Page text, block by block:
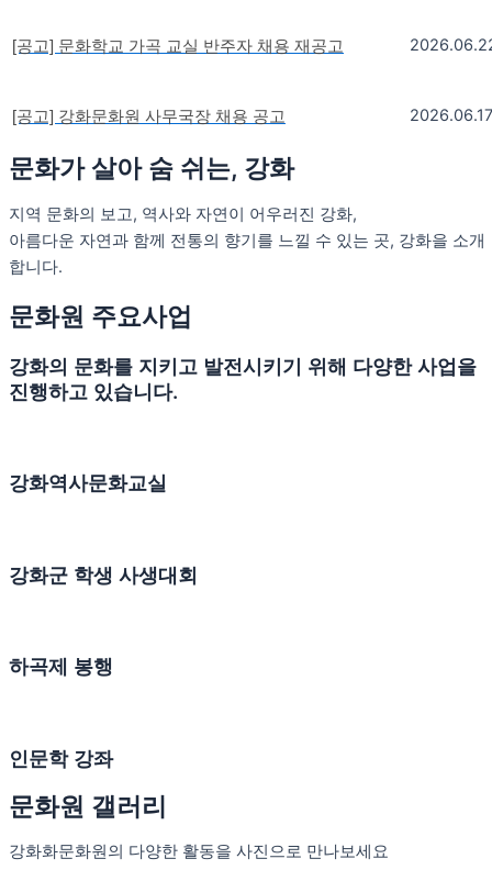
[공고] 문화학교 가곡 교실 반주자 채용 재공고
[공고] 강화문화원 사무국장 채용 공고 2026.06.17
문화가 살아 숨 쉬는, 강화
지역 문화의 보고, 역사와 자연이 어우러진 강화,
아름다운 자연과 함께 전통의 향기를 느낄 수 있는 곳, 강화을 소개
합니다.
문화원 주요사업
강화의 문화를 지키고 발전시키기 위해 다양한 사업을
진행하고 있습니다.
강화역사문화교실
강화군 학생 사생대회
하곡제 봉행
인문학 강좌
문화원 갤러리
강화화문화원의 다양한 활동을 사진으로 만나보세요